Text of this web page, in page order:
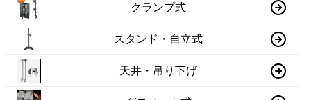
クランプ式
スタンド・自立式
天井・吊り下げ